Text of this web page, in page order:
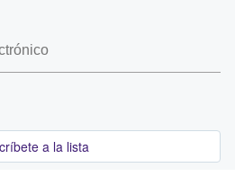
a la lista